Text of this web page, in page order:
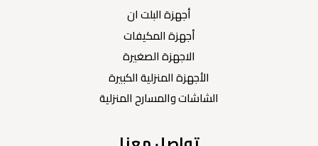
أجهزة البلت ان
أجهزة المكيفات
الاجهزة الصغيرة
الأجهزة المنزلية الكبيرة
الشاشات والمسارح المنزلية